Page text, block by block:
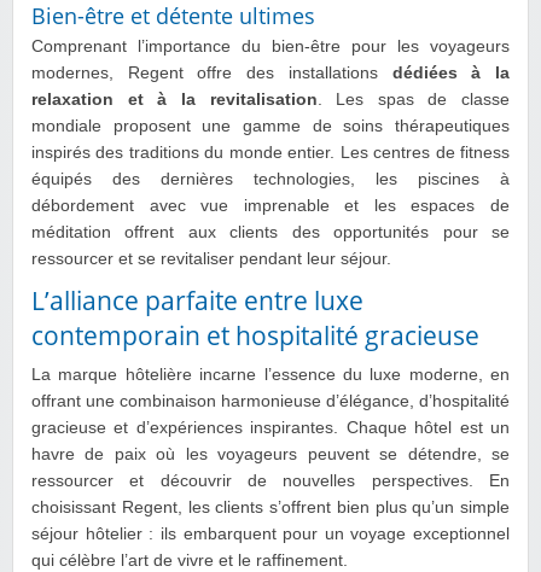
Bien-être et détente ultimes
Comprenant l’importance du bien-être pour les voyageurs
modernes, Regent offre des installations dédiées à la
relaxation et à la revitalisation. Les spas de classe
mondiale proposent une gamme de soins thérapeutiques
inspirés des traditions du monde entier. Les centres de fitness
équipés des dernières technologies, les piscines à
débordement avec vue imprenable et les espaces de
méditation offrent aux clients des opportunités pour se
ressourcer et se revitaliser pendant leur séjour.
L’alliance parfaite entre luxe
contemporain et hospitalité gracieuse
La marque hôtelière incarne l’essence du luxe moderne, en
offrant une combinaison harmonieuse d’élégance, d’hospitalité
gracieuse et d’expériences inspirantes. Chaque hôtel est un
havre de paix où les voyageurs peuvent se détendre, se
ressourcer et découvrir de nouvelles perspectives. En
choisissant Regent, les clients s’offrent bien plus qu’un simple
séjour hôtelier : ils embarquent pour un voyage exceptionnel
qui célèbre l’art de vivre et le raffinement.